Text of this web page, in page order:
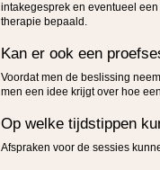
intakegesprek en eventueel
therapie bepaald.
Kan er ook een
Voordat men de beslissing
men een idee krijgt over hoe
Op welke tijdstippen
Afspraken voor de sessies